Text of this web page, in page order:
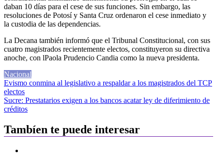
daban 10 días para el cese de sus funciones. Sin embargo, las
resoluciones de Potosí y Santa Cruz ordenaron el cese inmediato y
la custodia de las dependencias.
La Decana también informó que el Tribunal Constitucional, con sus
cuatro magistrados recientemente electos, constituyeron su directiva
anoche, con lPaola Prudencio Candia como la nueva presidenta.
Nacional
Navegación
de
entradas
Evismo conmina al legislativo a respaldar a los magistrados del TCP
electos
Sucre: Prestatarios exigen a los bancos acatar ley de diferimiento de
créditos
Tambíen te puede interesar